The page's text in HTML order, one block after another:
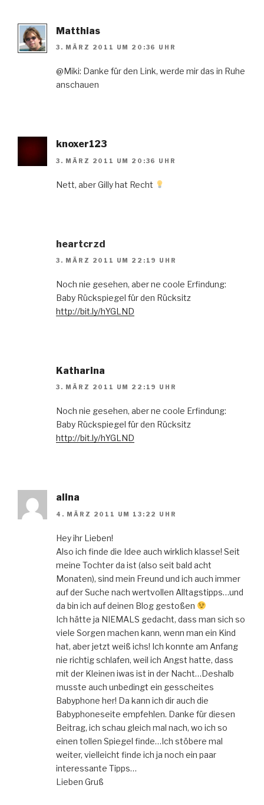
Matthias
3. MÄRZ 2011 UM 20:36 UHR
@Miki: Danke für den Link, werde mir das in Ruhe
anschauen
knoxer123
3. MÄRZ 2011 UM 20:36 UHR
Nett, aber Gilly hat Recht
heartcrzd
3. MÄRZ 2011 UM 22:19 UHR
Noch nie gesehen, aber ne coole Erfindung:
Baby Rückspiegel für den Rücksitz
http://bit.ly/hYGLND
Katharina
3. MÄRZ 2011 UM 22:19 UHR
Noch nie gesehen, aber ne coole Erfindung:
Baby Rückspiegel für den Rücksitz
http://bit.ly/hYGLND
alina
4. MÄRZ 2011 UM 13:22 UHR
Hey ihr Lieben!
Also ich finde die Idee auch wirklich klasse! Seit
meine Tochter da ist (also seit bald acht
Monaten), sind mein Freund und ich auch immer
auf der Suche nach wertvollen Alltagstipps…und
da bin ich auf deinen Blog gestoßen
Ich hätte ja NIEMALS gedacht, dass man sich so
viele Sorgen machen kann, wenn man ein Kind
hat, aber jetzt weiß ichs! Ich konnte am Anfang
nie richtig schlafen, weil ich Angst hatte, dass
mit der Kleinen iwas ist in der Nacht…Deshalb
musste auch unbedingt ein gesscheites
Babyphone her! Da kann ich dir auch die
Babyphoneseite empfehlen. Danke für diesen
Beitrag, ich schau gleich mal nach, wo ich so
einen tollen Spiegel finde…Ich stöbere mal
weiter, vielleicht finde ich ja noch ein paar
interessante Tipps…
Lieben Gruß